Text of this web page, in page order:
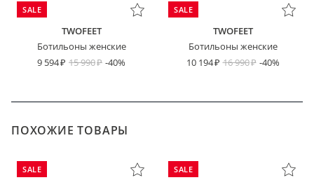
SALE
TWOFEET
Ботильоны женские
9 594
15 990 -40%
SALE
TWOFEET
Ботильоны женские
10 194
16 990 -40%
ПОХОЖИЕ ТОВАРЫ
SALE SALE